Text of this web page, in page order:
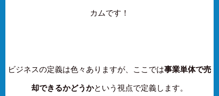
カムです！
ビジネスの定義は色々ありますが、ここでは事業単体で売
却できるかどうかという視点で定義します。